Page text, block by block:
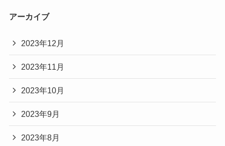
アーカイブ
2023年12月
2023年11月
2023年10月
2023年9月
2023年8月